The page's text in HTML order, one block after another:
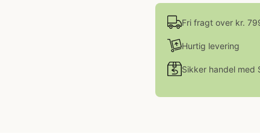
Fri fragt over kr.
Hurtig levering
Sikker handel med